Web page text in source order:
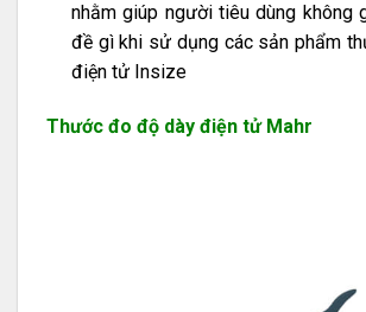
nhằm giúp người tiêu dùng không
đề gì khi sử dụng các sản phẩm
điện tử Insize
Thước đo độ dày điện tử Mahr